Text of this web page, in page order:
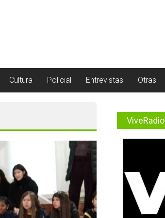
Cultura Policial Entrevistas Otras
ViveRadio